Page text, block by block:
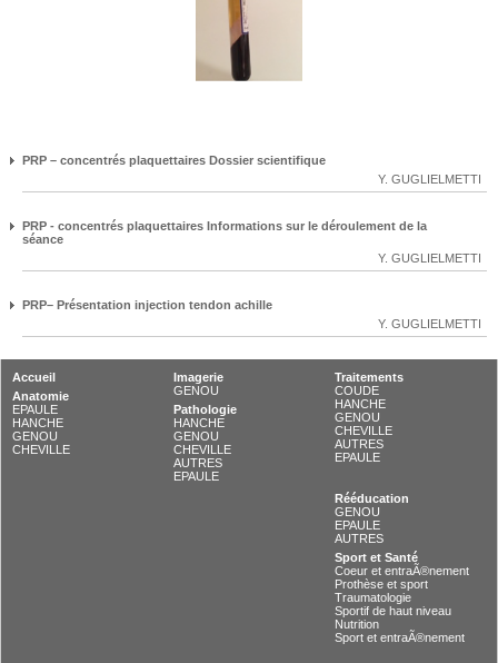
PRP – concentrés plaquettaires Dossier scientifique
Y. GUGLIELMETTI
PRP - concentrés plaquettaires Informations sur le déroulement de la
séance
Y. GUGLIELMETTI
PRP– Présentation injection tendon achille
Y. GUGLIELMETTI
Accueil
Anatomie
EPAULE
HANCHE
GENOU
CHEVILLE
Imagerie
GENOU
Pathologie
HANCHE
GENOU
CHEVILLE
AUTRES
EPAULE
Traitements
COUDE
HANCHE
GENOU
CHEVILLE
AUTRES
EPAULE
Rééducation
GENOU
EPAULE
AUTRES
Sport et Santé
Coeur et entraÃ®nement
Prothèse et sport
Traumatologie
Sportif de haut niveau
Nutrition
Sport et entraÃ®nement